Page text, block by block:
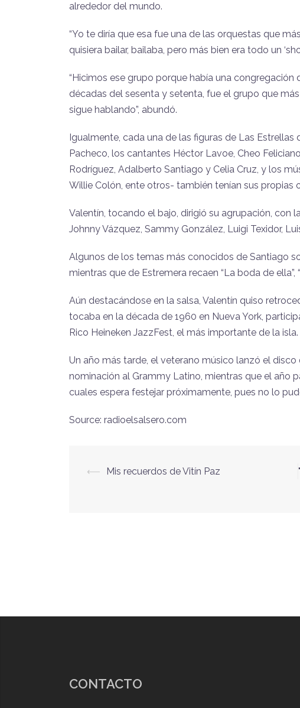
alrededor del mundo.
“Yo te diría que esa fue una de las orquestas que
quisiera bailar, bailaba, pero más bien era todo un
“Hicimos ese grupo porque había una congregación
décadas del sesenta y setenta, fue el grupo que
sigue hablando”, abundó.
Igualmente, cada una de las figuras de Las
Pacheco, los cantantes Héctor Lavoe, Cheo
Rodríguez, Adalberto Santiago y Celia Cruz, y los
Willie Colón, ente otros- también tenían sus propias
Valentín, tocando el bajo, dirigió su agrupación, con
Johnny Vázquez, Sammy González, Luigi Texidor,
Algunos de los temas más conocidos de Santiago
mientras que de Estremera recaen “La boda de ella”,
Aún destacándose en la salsa, Valentín quiso
tocaba en la década de 1960 en Nueva York,
Rico Heineken JazzFest, el más importante de la isla.
Un año más tarde, el veterano músico lanzó el disco
nominación al Grammy Latino, mientras que el año
cuales espera festejar próximamente, pues no lo
Source: radioelsalsero.com
Navegación
⟵ Mis recuerdos de Vitín Paz
CONTACTO